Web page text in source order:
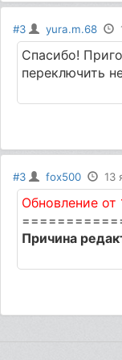
#3 yura.m.68
Спасибо!
переключить
#3 fox500 13
Обновление от
Причина